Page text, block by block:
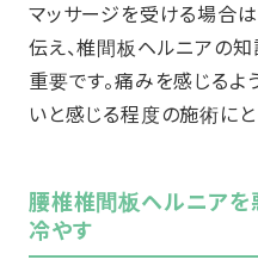
マッサージを受ける場合
伝え、椎間板ヘルニアの
重要です。痛みを感じる
いと感じる程度の施術にと
腰椎椎間板ヘルニア
冷やす